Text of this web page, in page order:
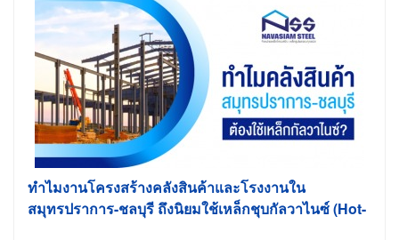
ทำไมงานโครงสร้างคลังสินค้าและโรงงานใน
สมุทรปราการ-ชลบุรี ถึงนิยมใช้เหล็กชุบกัลวาไนซ์ (Hot-